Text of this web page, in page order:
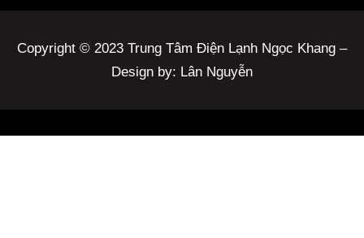
Copyright © 2023 Trung Tâm Điện Lạnh Ngọc Khang –
Design by: Lân Nguyễn